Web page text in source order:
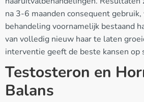
na 3-6 maanden consequent gebruik,
behandeling voornamelijk bestaand
van volledig nieuw haar te laten
interventie geeft de beste kansen op
Testosteron en
Balans